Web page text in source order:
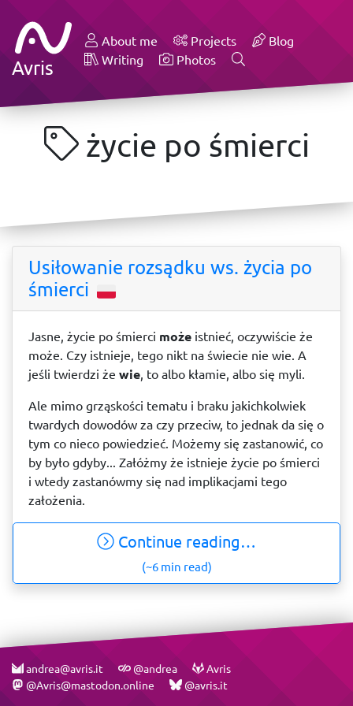
Avris
About me Projects
Blog
Writing
Photos
życie po śmierci
Usiłowanie rozsądku ws. życia po
śmierci
Jasne, życie po śmierci może istnieć, oczywiście że
może. Czy istnieje, tego nikt na świecie nie wie. A
jeśli twierdzi że wie, to albo kłamie, albo się myli.
Ale mimo grząskości tematu i braku jakichkolwiek
twardych dowodów za czy przeciw, to jednak da się o
tym co nieco powiedzieć. Możemy się zastanowić, co
by było gdyby... Załóżmy że istnieje życie po śmierci
i wtedy zastanówmy się nad implikacjami tego
założenia.
Continue reading…
(~6 min read)
andrea@avris.it @andrea
Avris
@Avris@mastodon.online
@avris.it